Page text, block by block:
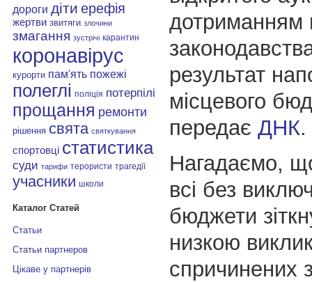
дороги діти ерефія
жертви звитяги злочини
змагання зустрічі карантин
коронавірус
курорти пам'ять пожежі
полеглі поліція потерпілі
прощання ремонти
рішення свята святкування
спортовці статистика
суди тарифи терористи трагедії
учасники школи
Каталог Статей
Статьи
Статьи партнеров
Цікаве у партнерів
дотриманням
результат
місцевого
передає ДНК.
Нагадаємо,
всі без
бюджети
низкою
спричинених